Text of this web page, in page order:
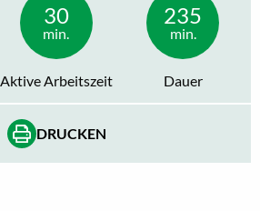
30
min.
Aktive Arbeitszeit
235
min.
Dauer
DRUCKEN